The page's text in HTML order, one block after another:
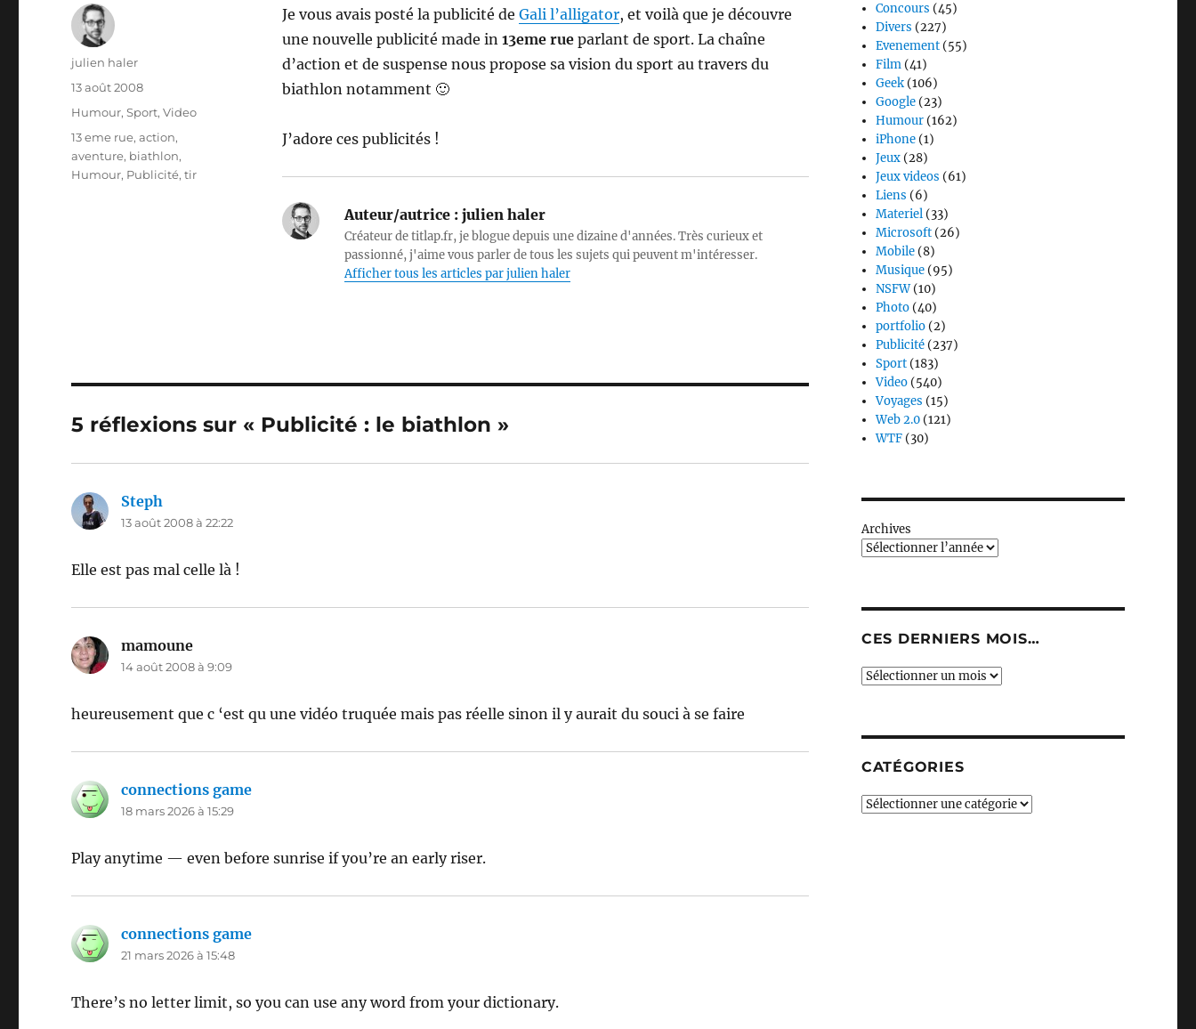
Je vous avais posté la publicité de Gali l’alligator, et voilà que je découvre
une nouvelle publicité made in 13eme rueparlant de sport. La chaîne
d’action et de suspense nous propose sa vision du sport au travers du
biathlon notamment 🙂
J’adore ces publicités !
Auteur/autrice :julien haler
Créateur de titlap.fr, je blogue depuis une dizaine d'années. Très curieux et
passionné, j'aime vous parler de tous les sujets qui peuvent m'intéresser.
Afficher tous les articles par julien haler
Auteur
julien haler
Publié
13 août 2008
Catégories
Humour,Sport,Video
Étiquettes
13 eme rue,action,
aventure, biathlon,
Humour, Publicité,tir
5 réflexions sur « Publicité : le biathlon »
Steph
13 août 2008 à 22:22
Elle est pas mal celle là !
mamoune
14 août 2008 à 9:09
heureusement que c ‘est qu une vidéo truquée mais pas réelle sinon il y aurait du souci à se faire
connections game
18 mars 2026 à 15:29
Play anytime — even before sunrise if you’re an early riser.
connections game
21 mars 2026 à 15:48
There’s no letter limit, so you can use any word from your dictionary.
Concours (45)
Divers (227)
Evenement (55)
Film (41)
Geek (106)
Google (23)
Humour (162)
iPhone (1)
Jeux (28)
Jeux videos (61)
Liens (6)
Materiel (33)
Microsoft (26)
Mobile (8)
Musique (95)
NSFW(10)
Photo (40)
portfolio (2)
Publicité (237)
Sport (183)
Video (540)
Voyages (15)
Web 2.0 (121)
WTF (30)
Archives
CES DERNIERS MOIS…
Ces
CATÉGORIES
Catégories